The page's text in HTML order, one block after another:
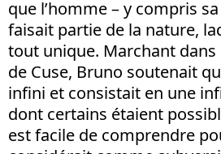
que l’homme – y compris
faisait partie de la nature,
tout unique. Marchant dans
de Cuse, Bruno soutenait
infini et consistait en une
dont certains étaient
est facile de comprendre